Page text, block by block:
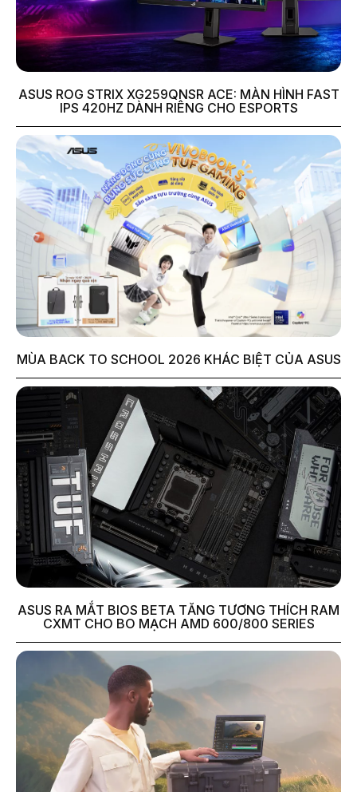
ASUS ROG STRIX XG259QNSR ACE: MÀN HÌNH FAST
IPS 420HZ DÀNH RIÊNG CHO ESPORTS
MÙA BACK TO SCHOOL 2026 KHÁC BIỆT CỦA ASUS
ASUS RA MẮT BIOS BETA TĂNG TƯƠNG THÍCH RAM
CXMT CHO BO MẠCH AMD 600/800 SERIES